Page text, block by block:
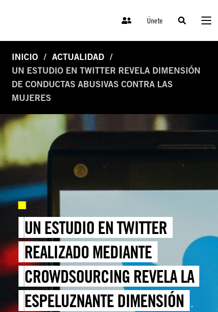
Únete
INICIO
ACTUALIDAD
UN ESTUDIO EN TWITTER REVELA DIMENSIÓN
DE CONDUCTAS ABUSIVAS CONTRA LAS
MUJERES
UN ESTUDIO EN TWITTER
REALIZADO MEDIANTE
CROWDSOURCING REVELA LA
ESPELUZNANTE DIMENSIÓN